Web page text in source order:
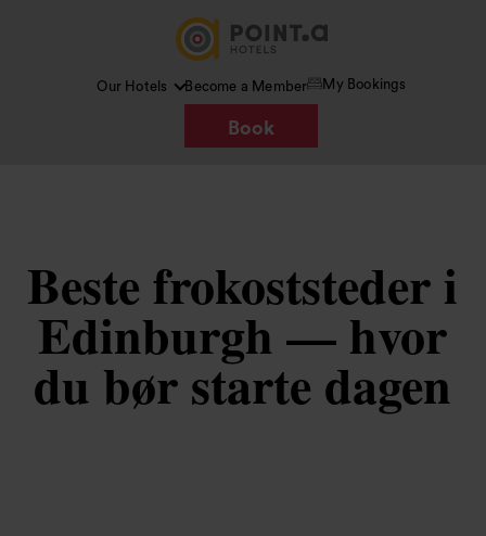
Our Hotels Become a Member My Bookings
Book
Beste frokoststeder i
Edinburgh — hvor
du bør starte dagen